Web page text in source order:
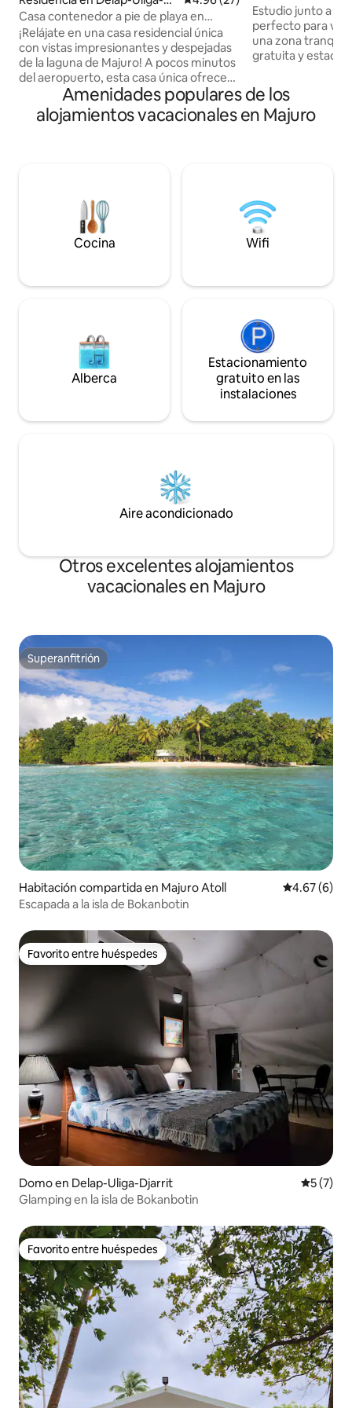
arrit
Casa contenedor a pie de playa en
Majuro
¡Relájate en una casa residencial única
con vistas impresionantes y despejadas
de la laguna de Majuro! A pocos minutos
del aeropuerto, esta casa única ofrece
un espacio acogedor y cómodo, con un
amplio porche con vistas a la playa,
perfecto para relajarse y descansar. La
profundidades. ¡Reserva tu estancia
ahora y disfruta de una experiencia
inolvidable en Majuro!
Estudio junto a la
perfecto para
una zona
gratuita y
ciudad y de los
EZ Price Mart y
cómoda y
Amenidades populares de los
alojamientos vacacionales en Majuro
Cocina Wifi
Alberca
Estacionamiento
gratuito en las
instalaciones
Aire acondicionado
Otros excelentes alojamientos
vacacionales en Majuro
Superanfitrión
Superanfitrión
Habitación compartida en Majuro Atoll Calificación
4.67 (6)
Escapada a la isla de Bokanbotin
Favorito entre huéspedes
Favorito entre huéspedes
Domo en Delap-Uliga-Djarrit
5 (7)
Glamping en la isla de Bokanbotin
Favorito entre huéspedes
Favorito entre huéspedes